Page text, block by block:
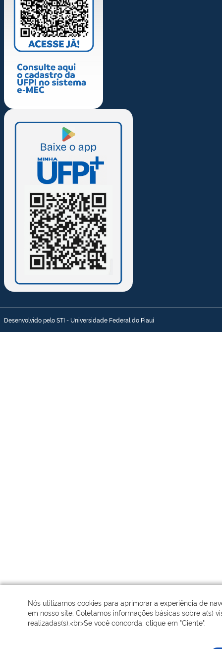
Desenvolvido pelo STI - Universidade Federal do Piauí
Nós utilizamos cookies para aprimorar a experiência de
em nosso site. Coletamos informações básicas sobre a(s)
realizadas(s).<br>Se você concorda, clique em "Ciente".